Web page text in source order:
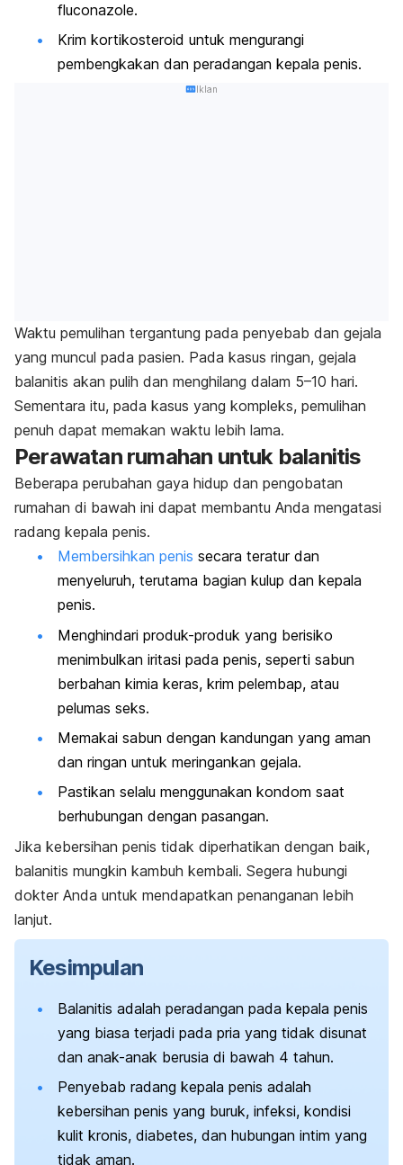
fluconazole.
Krim kortikosteroid untuk mengurangi
pembengkakan dan peradangan kepala penis.
Iklan
Waktu pemulihan tergantung pada penyebab dan gejala
yang muncul pada pasien. Pada kasus ringan, gejala
balanitis akan pulih dan menghilang dalam 5–10 hari.
Sementara itu, pada kasus yang kompleks, pemulihan
penuh dapat memakan waktu lebih lama.
Perawatan rumahan untuk balanitis
Beberapa perubahan gaya hidup dan pengobatan
rumahan di bawah ini dapat membantu Anda mengatasi
radang kepala penis.
Membersihkan penis secara teratur dan
menyeluruh, terutama bagian kulup dan kepala
penis.
Menghindari produk-produk yang berisiko
menimbulkan iritasi pada penis, seperti sabun
berbahan kimia keras, krim pelembap, atau
pelumas seks.
Memakai sabun dengan kandungan yang aman
dan ringan untuk meringankan gejala.
Pastikan selalu menggunakan kondom saat
berhubungan dengan pasangan.
Jika kebersihan penis tidak diperhatikan dengan baik,
balanitis mungkin kambuh kembali. Segera hubungi
dokter Anda untuk mendapatkan penanganan lebih
lanjut.
Kesimpulan
Balanitis adalah peradangan pada kepala penis
yang biasa terjadi pada pria yang tidak disunat
dan anak-anak berusia di bawah 4 tahun.
Penyebab radang kepala penis adalah
kebersihan penis yang buruk, infeksi, kondisi
kulit kronis, diabetes, dan hubungan intim yang
tidak aman.